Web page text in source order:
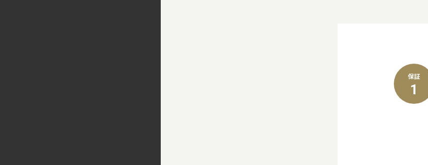
保証
1